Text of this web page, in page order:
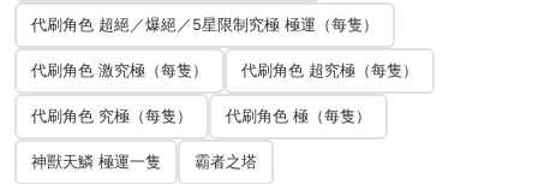
代刷角色 超絕／爆絕／5星限制究極 極運（每隻）
代刷角色 激究極（每隻） 代刷角色 超究極（每隻）
代刷角色 究極（每隻） 代刷角色 極（每隻）
神獸天鱗 極運一隻 霸者之塔